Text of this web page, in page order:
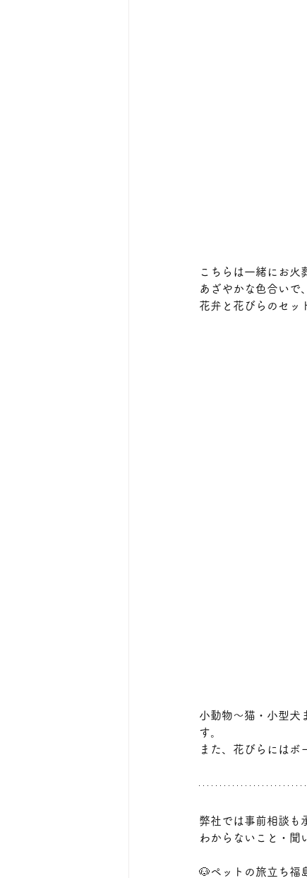
こちらは一緒にお火
あざやかな色合いで
花弁と花びらのセッ
小動物〜猫・小型犬
す。
また、花びらにはボ
弊社では事前相談も
わからないこと・聞
🐶ペットの旅立ち福